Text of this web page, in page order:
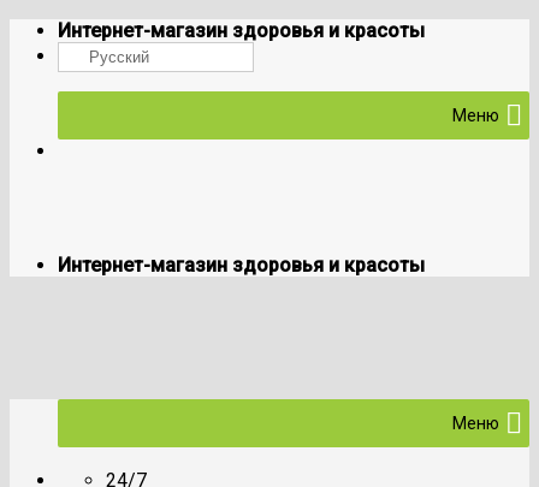
Skip
content
Интернет-магазин здоровья и красоты
Русский
Меню
Интернет-магазин здоровья и красоты
Меню
24/7